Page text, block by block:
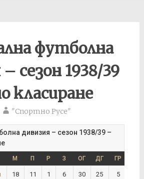
футболна
сезон 1938/39
класиране
"Спортно Русе"
дивизия – сезон 1938/39 –
М П Р З ОГ ДГ ГР
18 11 1 6 30 25 5